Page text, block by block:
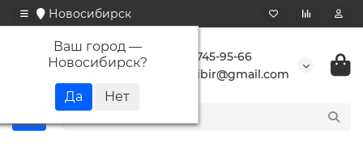
Новосибирск
Ваш город —
Новосибирск?
+7 923 745-95-66
buransibir@gmail.com